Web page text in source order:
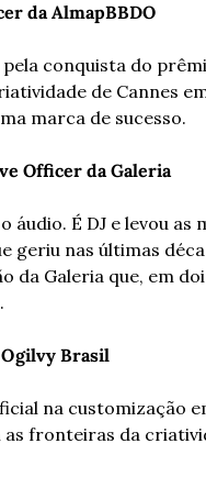
da AlmapBBDO
conquista do
de Cannes
marca de sucesso.
Officer da Galeria
É DJ e levou as
geriu nas últimas
da Galeria que, em
Brasil
na customização
as fronteiras da